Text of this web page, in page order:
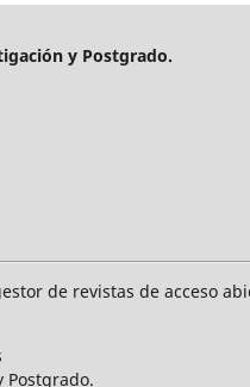
y Postgrado.
de revistas de acceso
Postgrado.